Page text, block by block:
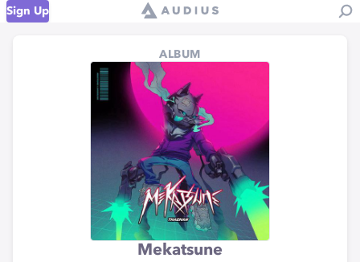
Sign Up
ALBUM
Mekatsune